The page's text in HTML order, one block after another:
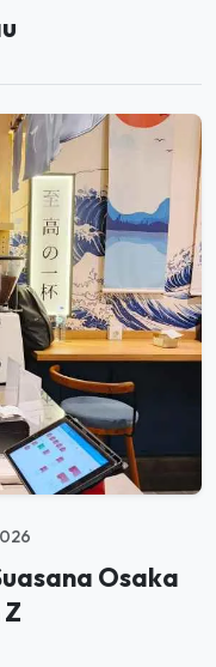
Osaka